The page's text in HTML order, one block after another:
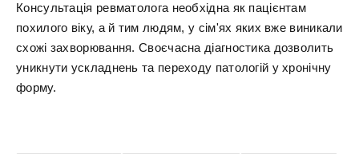
Консультація ревматолога необхідна як пацієнтам
похилого віку, а й тим людям, у сім'ях яких вже виникали
схожі захворювання. Своєчасна діагностика дозволить
уникнути ускладнень та переходу патологій у хронічну
форму.